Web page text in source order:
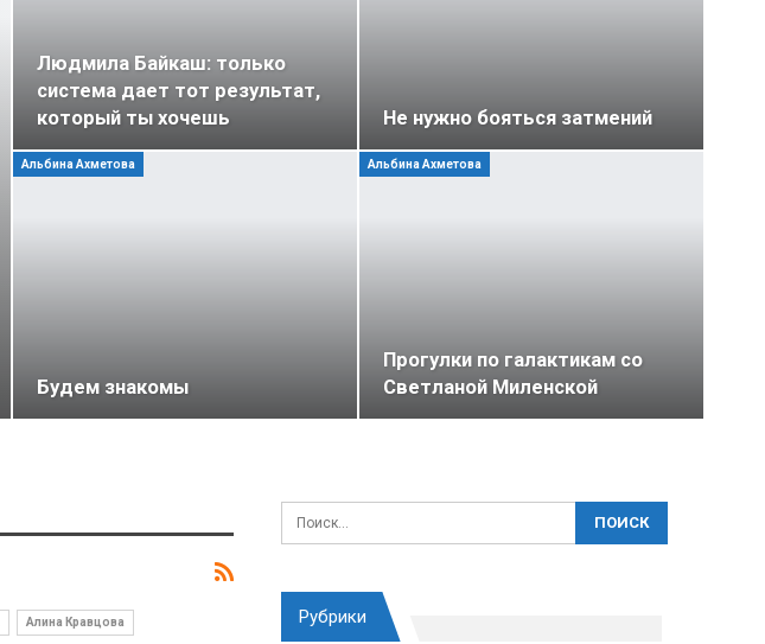
Людмила Байкаш: только
система дает тот результат,
который ты хочешь
Не нужно бояться затмений
Альбина Ахметова
Будем знакомы
Альбина Ахметова
Прогулки по галактикам со
Светланой Миленской
Алина Кравцова Рубрики